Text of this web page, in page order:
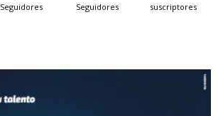
Seguidores Seguidores suscriptores